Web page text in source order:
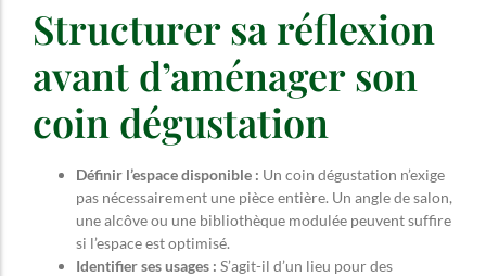
Structurer sa réflexion
avant d’aménager son
coin dégustation
Définir l’espace disponible : Un coin dégustation n’exige
pas nécessairement une pièce entière. Un angle de salon,
une alcôve ou une bibliothèque modulée peuvent suffire
si l’espace est optimisé.
Identifier ses usages : S’agit-il d’un lieu pour des